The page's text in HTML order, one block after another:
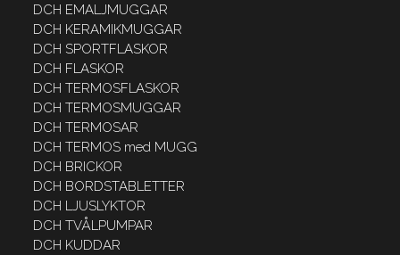
DCH EMALJMUGGAR
DCH KERAMIKMUGGAR
DCH SPORTFLASKOR
DCH FLASKOR
DCH TERMOSFLASKOR
DCH TERMOSMUGGAR
DCH TERMOSAR
DCH TERMOS med MUGG
DCH BRICKOR
DCH BORDSTABLETTER
DCH LJUSLYKTOR
DCH TVÅLPUMPAR
DCH KUDDAR